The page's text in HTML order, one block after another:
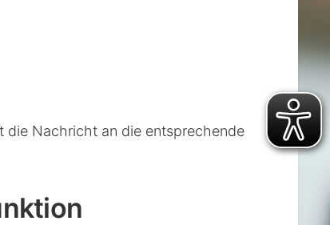
die Nachricht an die entsprechende